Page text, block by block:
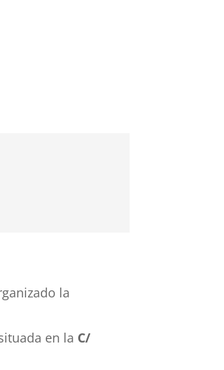
la
en la C/